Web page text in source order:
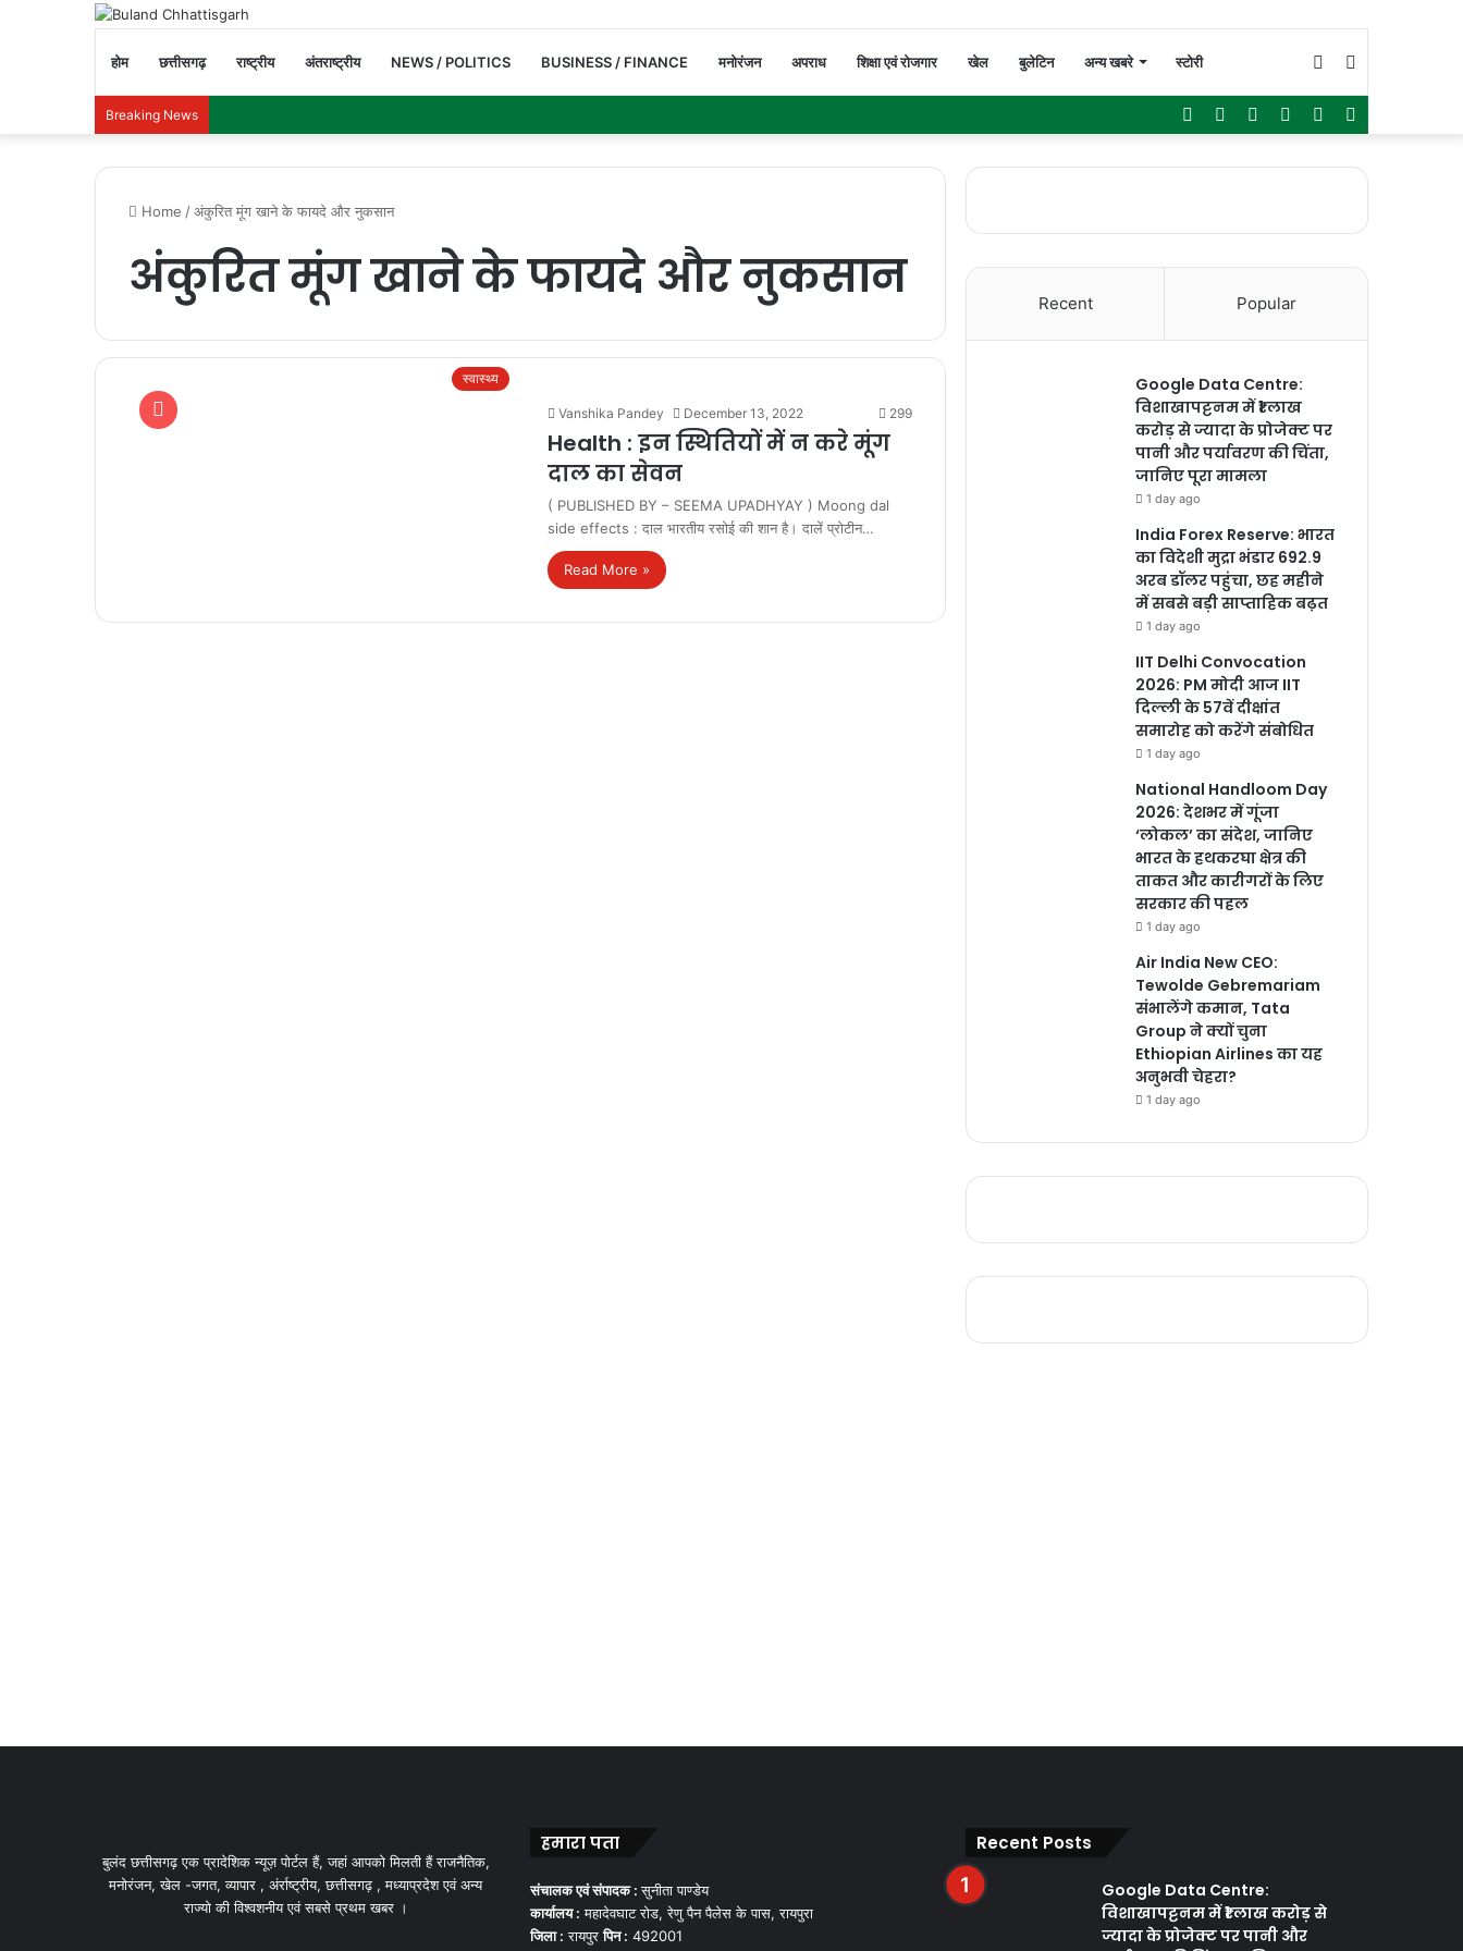
होम छत्तीसगढ़ राष्ट्रीय अंतराष्ट्रीय NEWS / POLITICS BUSINESS / FINANCE मनोरंजन अपराध शिक्षा एवं रोजगार खेल बुलेटिन अन्य खबरे स्टोरी Switch
skin
Breaking News WhatsApp
Instagram
YouTube
Twitter
Facebook
Home /अंकुरित मूंग खाने के फायदे और नुकसान
अंकुरित मूंग खाने के फायदे और नुकसान
स्वास्थ्य
Vanshika Pandey December 13, 2022 299
Health : इन स्थितियों में न करे मूंग
दाल का सेवन
( PUBLISHED BY – SEEMA UPADHYAY ) Moong dal
side effects : दाल भारतीय रसोई की शान है। दालें प्रोटीन…
Read More »
Recent Popular
Google Data Centre:
विशाखापट्टनम में ₹1 लाख
करोड़ से ज्यादा के प्रोजेक्ट पर
पानी और पर्यावरण की चिंता,
जानिए पूरा मामला
1 day ago
India Forex Reserve: भारत
का विदेशी मुद्रा भंडार 692.9
अरब डॉलर पहुंचा, छह महीने
में सबसे बड़ी साप्ताहिक बढ़त
1 day ago
IIT Delhi Convocation
2026: PM मोदी आज IIT
दिल्ली के 57वें दीक्षांत
समारोह को करेंगे संबोधित
1 day ago
National Handloom Day
2026: देशभर में गूंजा
‘लोकल’ का संदेश, जानिए
भारत के हथकरघा क्षेत्र की
ताकत और कारीगरों के लिए
सरकार की पहल
1 day ago
Air India New CEO:
Tewolde Gebremariam
संभालेंगे कमान, Tata
Group ने क्यों चुना
Ethiopian Airlines का यह
अनुभवी चेहरा?
1 day ago
बुलंद छत्तीसगढ़ एक प्रादेशिक न्यूज़ पोर्टल हैं, जहां आपको मिलती हैं राजनैतिक,
मनोरंजन, खेल -जगत, व्यापार , अंर्राष्ट्रीय, छत्तीसगढ़ , मध्याप्रदेश एवं अन्य
राज्यो की विश्वशनीय एवं सबसे प्रथम खबर ।
हमारा पता
संचालक एवं संपादक :सुनीता पाण्डेय
कार्यालय : महादेवघाट रोड, रेणु पैन पैलेस के पास, रायपुरा
जिला : रायपुरपिन : 492001
Recent Posts
Google Data Centre:
विशाखापट्टनम में ₹1 लाख करोड़ से
ज्यादा के प्रोजेक्ट पर पानी और